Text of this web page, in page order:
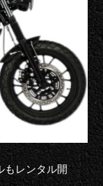
もレンタル開